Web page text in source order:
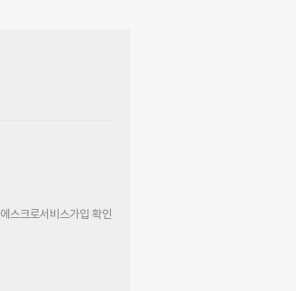
에스크로서비스가입 확인